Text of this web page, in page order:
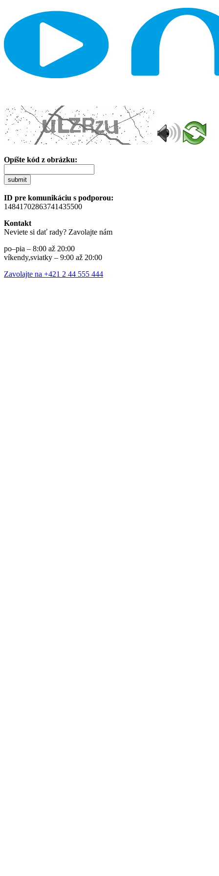
Opíšte kód z obrázku:
submit
ID pre komunikáciu s podporou:
14841702863741435500
Kontakt
Neviete si dať rady? Zavolajte nám
po–pia – 8:00 až 20:00
víkendy,sviatky – 9:00 až 20:00
Zavolajte na +421 2 44 555 444